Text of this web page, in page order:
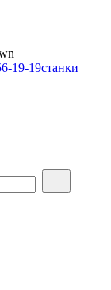
19-19станки